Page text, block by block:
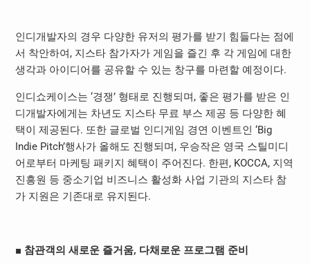
인디개발자의 경우 다양한 유저의 평가를 받기 힘들다는 점에
서 착안하여, 지스타 참가자가 게임을 즐긴 후 각 게임에 대한
생각과 아이디어를 공유할 수 있는 창구를 마련할 예정이다.
인디쇼케이스는 ‘경쟁’ 형태로 진행되며, 좋은 평가를 받은 인
디개발자에게는 차년도 지스타 무료 부스 제공 등 다양한 혜
택이 제공된다. 또한 글로벌 인디게임 경연 이벤트인 ‘Big
Indie Pitch’행사가 올해도 진행되며, 우승작은 영국 스틸미디
어로부터 마케팅 패키지 혜택이 주어진다. 한편, KOCCA, 지역
진흥원 등 중소기업 비즈니스 활성화 사업 기관의 지스타 참
가 지원은 기존대로 유지된다.
■ 참관객의 새로운 즐거움, 다채로운 프로그램 준비